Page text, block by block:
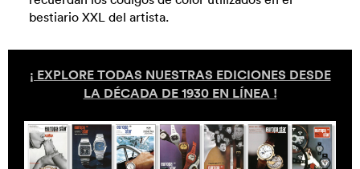
bestiario XXL del artista.
¡ EXPLORE TODAS NUESTRAS EDICIONES DESDE
LA DÉCADA DE 1930 EN LÍNEA !